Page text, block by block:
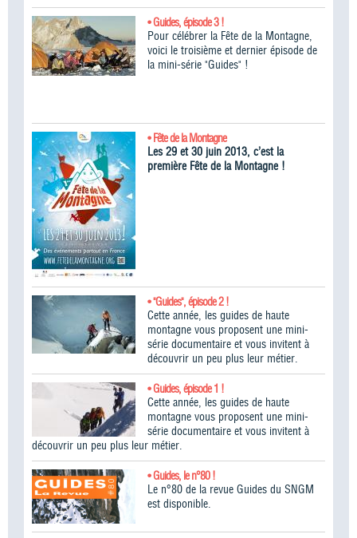
• Guides, épisode 3 !
Pour célébrer la Fête de la Montagne,
voici le troisième et dernier épisode de
la mini-série "Guides" !
• Fête de la Montagne
Les 29 et 30 juin 2013, c’est la
première Fête de la Montagne !
• "Guides", épisode 2 !
Cette année, les guides de haute
montagne vous proposent une mini-
série documentaire et vous invitent à
découvrir un peu plus leur métier.
• Guides, épisode 1 !
Cette année, les guides de haute
montagne vous proposent une mini-
série documentaire et vous invitent à
découvrir un peu plus leur métier.
• Guides, le n°80 !
Le n°80 de la revue Guides du SNGM
est disponible.